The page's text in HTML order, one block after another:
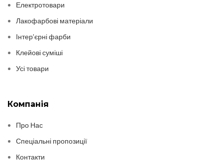
Електротовари
Лакофарбові матеріали
Інтер’єрні фарби
Клейові суміші
Усі товари
Компанія
Про Нас
Спеціальні пропозиції
Контакти